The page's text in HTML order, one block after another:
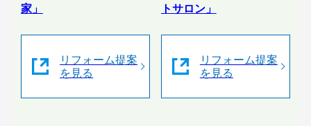
家」
リフォーム提案
を見る
トサロン」
リフォーム提案
を見る